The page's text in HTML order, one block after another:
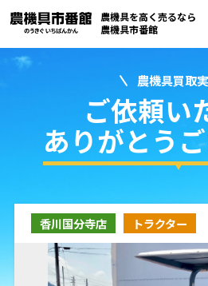
買取実績
コラム・スタッフブロ
取り扱い商品
販売中の農機具
農機具を高く売るなら
農機具市番館
農機具買取
ご依頼い
ありがとう
香川国分寺店 トラクター